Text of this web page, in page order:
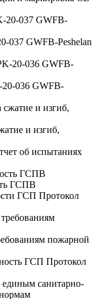
037 GWFB-Peshelan
036 GWFB-
и изгиб,
об испытаниях
ГСПВ
Протокол
пожарной
Протокол